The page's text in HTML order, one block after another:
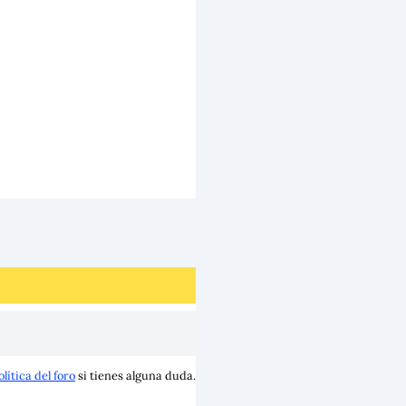
del forosi tienes alguna duda.